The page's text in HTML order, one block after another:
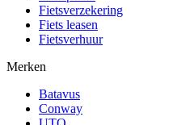
Fietsverzekering
Fiets leasen
Fietsverhuur
Merken
Batavus
Conway